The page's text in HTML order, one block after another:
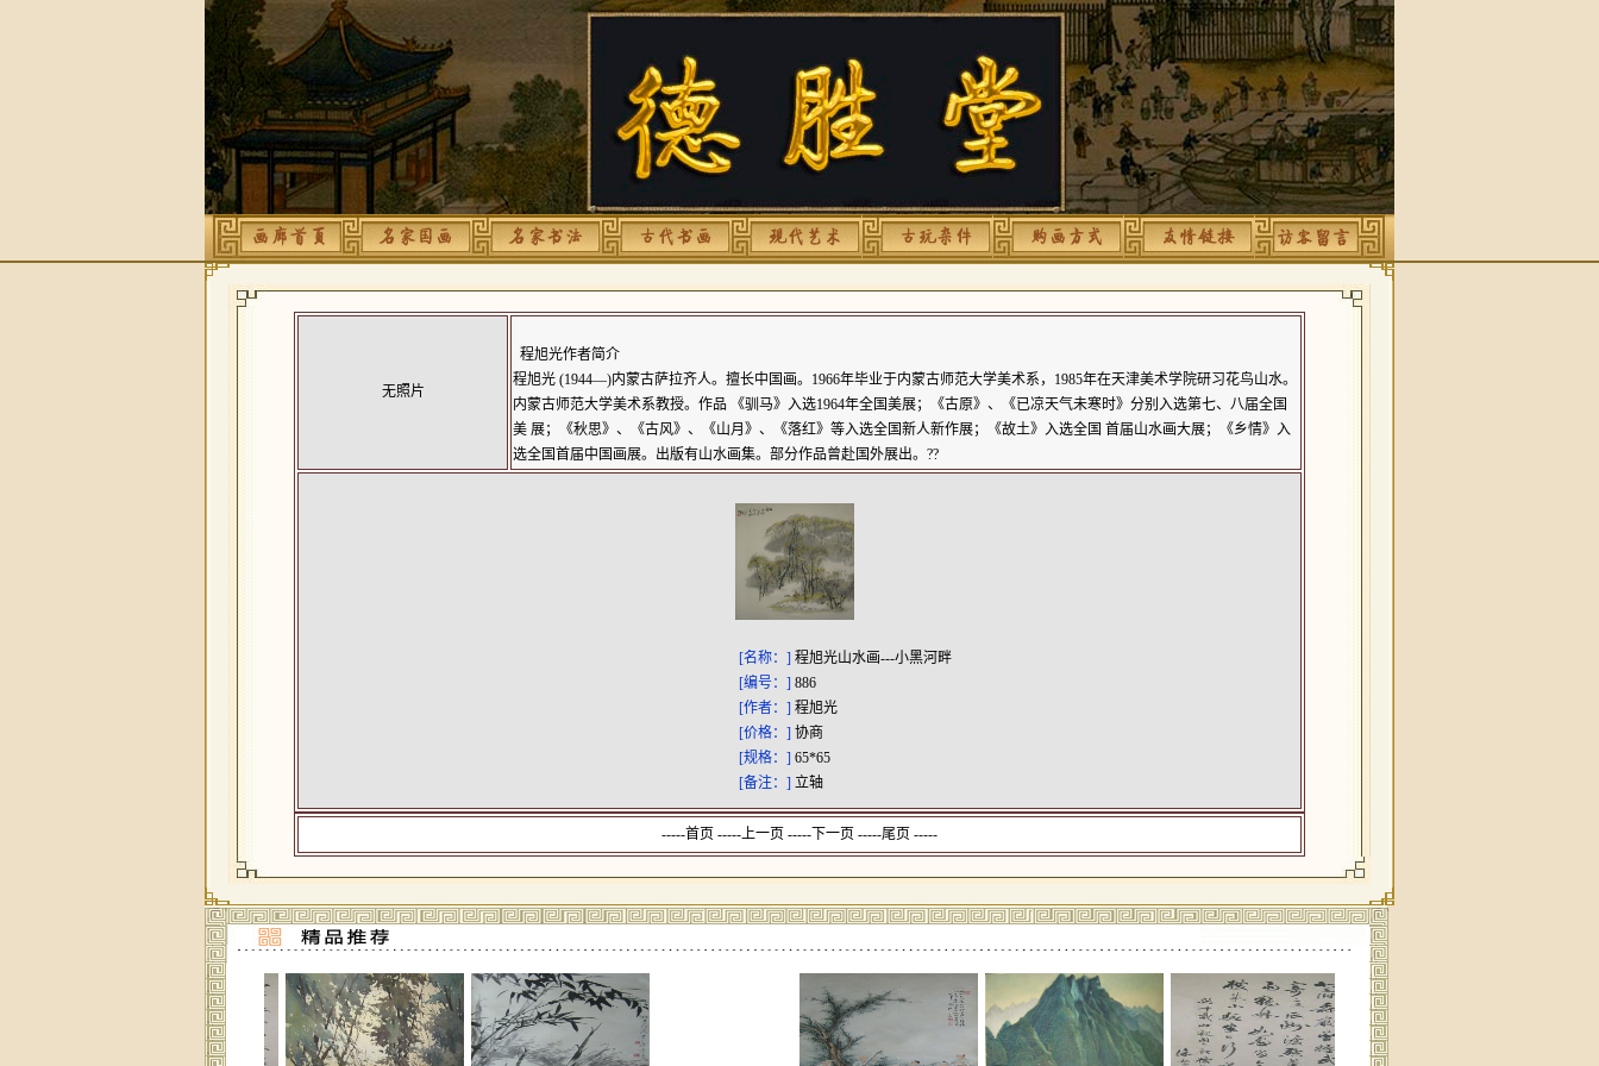
无照片
程旭光作者简介
程旭光 (1944—)内蒙古萨拉齐人。擅长中国画。1966年毕业于内蒙古师范大学美术系，1985年在天津美术学院研习花鸟山水。
内蒙古师范大学美术系教授。作品 《驯马》入选1964年全国美展；《古原》、《已凉天气未寒时》分别入选第七、八届全国
美 展；《秋思》、《古风》、《山月》、《落红》等入选全国新人新作展；《故土》入选全国 首届山水画大展；《乡情》入
选全国首届中国画展。出版有山水画集。部分作品曾赴国外展出。??
[名称：] 程旭光山水画---小黑河畔
[编号：] 886
[作者：] 程旭光
[价格：] 协商
[规格：] 65*65
[备注：] 立轴
-----首页 -----上一页 -----下一页 -----尾页 -----